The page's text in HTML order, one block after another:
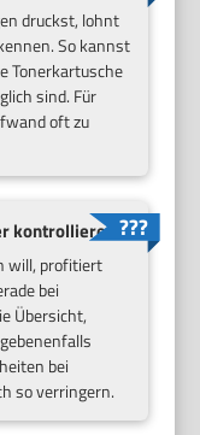
druckst, lohnt
So kannst
Tonerkartusche
sind. Für
oft zu
kontrollieren?
will, profitiert
bei
Übersicht,
bei
so verringern.